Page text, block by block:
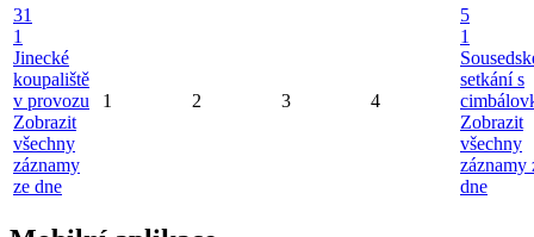
31
1
Jinecké
koupaliště
v provozu
Zobrazit
všechny
záznamy
ze dne
1 2 3 4
5
1
setkání s
Zobrazit
všechny
záznamy
dne